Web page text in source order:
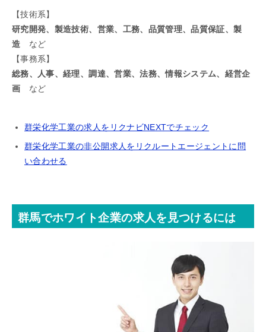
【技術系】
研究開発、製造技術、営業、工務、品質管理、品質保証、製
造 など
【事務系】
総務、人事、経理、調達、営業、法務、情報システム、経営企
画 など
群栄化学工業の求人をリクナビNEXTでチェック
群栄化学工業の非公開求人をリクルートエージェントに問
い合わせる
群馬でホワイト企業の求人を見つけるには